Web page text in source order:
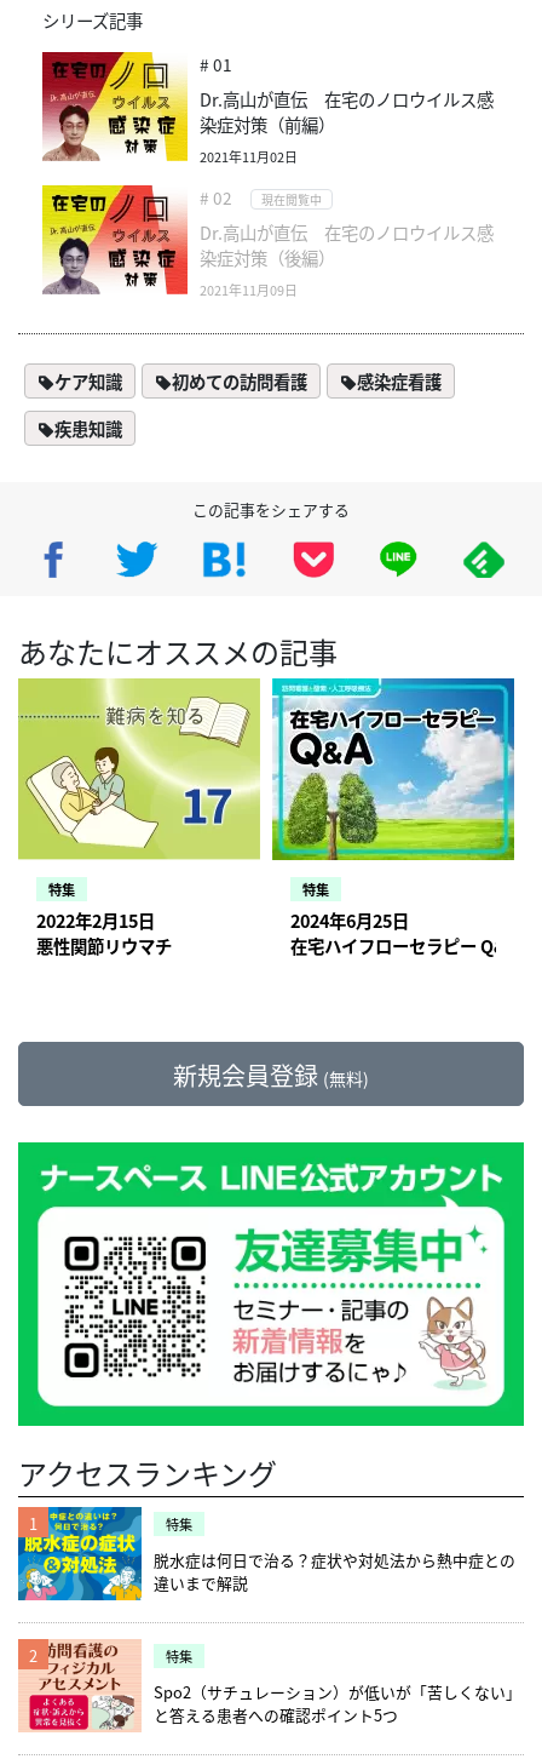
シリーズ記事
# 01
Dr.高山が直伝 在宅のノロウイルス感
染症対策（前編）
2021年11月02日
# 02 現在閲覧中
Dr.高山が直伝 在宅のノロウイルス感
染症対策（後編）
2021年11月09日
ケア知識 初めての訪問看護
感染症看護
疾患知識
この記事をシェアする
あなたにオススメの記事
特集
2022年2月15日
悪性関節リウマチ
特集
2024年6月25日
在宅ハイフローセラピー Q&A
新規会員登録 (無料)
アクセスランキング
1 特集
脱水症は何日で治る？症状や対処法から熱中症との
違いまで解説
2 特集
Spo2（サチュレーション）が低いが「苦しくない」
と答える患者への確認ポイント5つ